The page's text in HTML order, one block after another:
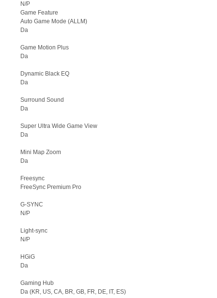
N/P
Game Feature
Auto Game Mode (ALLM)
Da
Game Motion Plus
Da
Dynamic Black EQ
Da
Surround Sound
Da
Super Ultra Wide Game View
Da
Mini Map Zoom
Da
Freesync
FreeSync Premium Pro
G-SYNC
N/P
Light-sync
N/P
HGiG
Da
Gaming Hub
Da (KR, US, CA, BR, GB, FR, DE, IT, ES)